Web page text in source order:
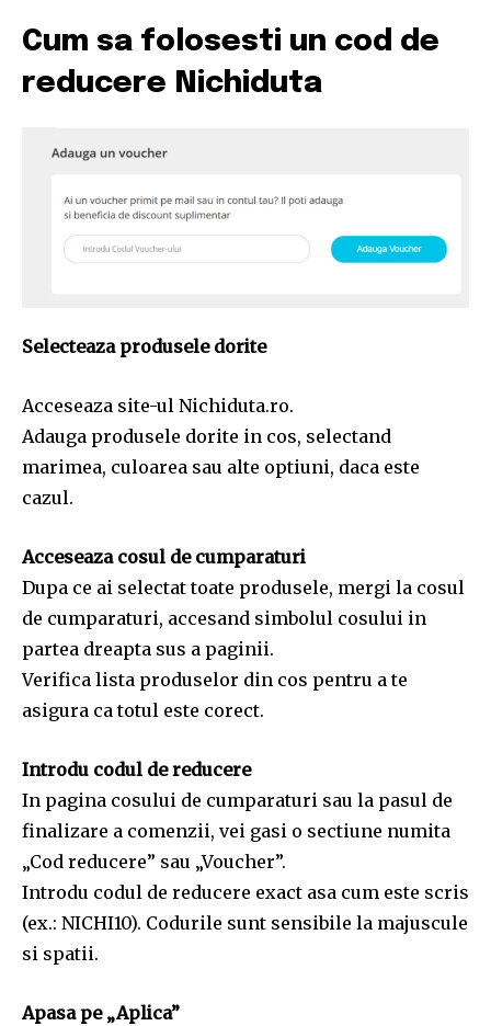
Cum sa folosesti un cod de
reducere Nichiduta
Selecteaza produsele dorite
Acceseaza site-ul Nichiduta.ro.
Adauga produsele dorite in cos, selectand
marimea, culoarea sau alte optiuni, daca este
cazul.
Acceseaza cosul de cumparaturi
Dupa ce ai selectat toate produsele, mergi la cosul
de cumparaturi, accesand simbolul cosului in
partea dreapta sus a paginii.
Verifica lista produselor din cos pentru a te
asigura ca totul este corect.
Introdu codul de reducere
In pagina cosului de cumparaturi sau la pasul de
finalizare a comenzii, vei gasi o sectiune numita
„Cod reducere” sau „Voucher”.
Introdu codul de reducere exact asa cum este scris
(ex.: NICHI10). Codurile sunt sensibile la majuscule
si spatii.
Apasa pe „Aplica”